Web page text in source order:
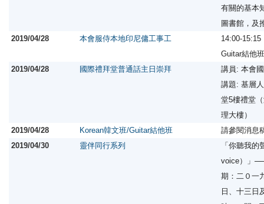
有關的基本
圖書館，及
2019/04/28
本會服侍本地印尼傭工事工
14:00-15:15
Guitar結他
2019/04/28
國際禮拜堂普通話主日崇拜
講員: 本會
講題: 基層
堂5樓禮堂
理大樓）
2019/04/28
Korean韓文班/Guitar結他班
請參閱消息
2019/04/30
靈伴同行系列
「你聽我的
voice）」
期：二０一
日、十三日